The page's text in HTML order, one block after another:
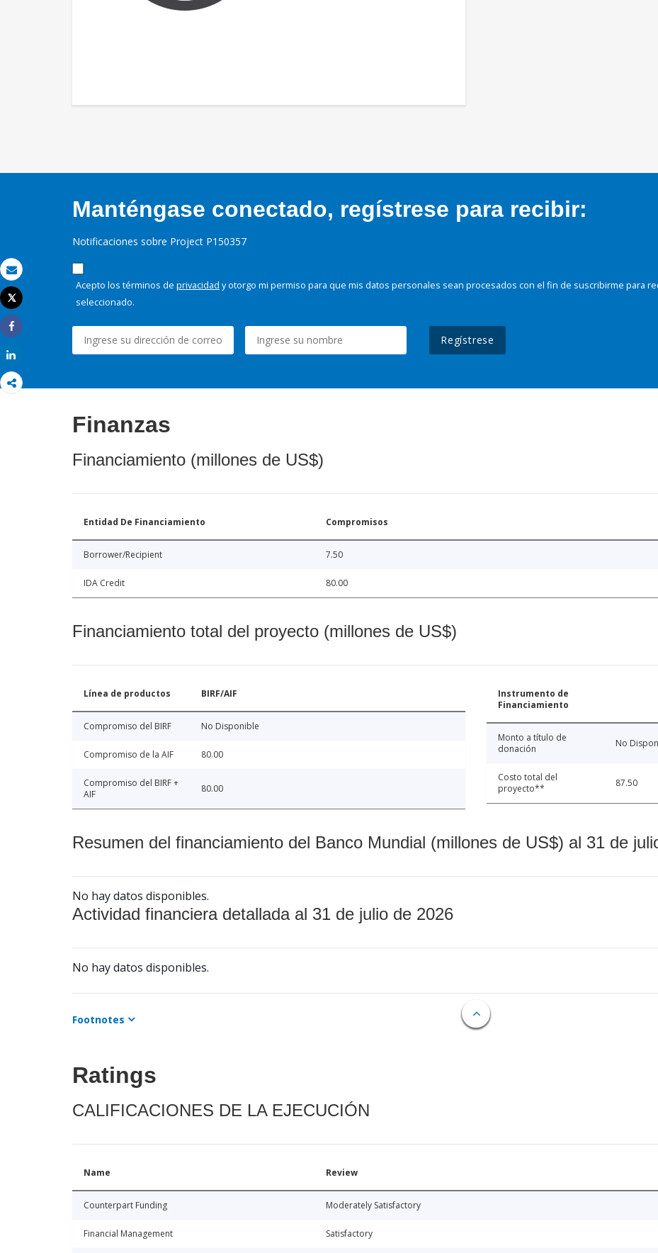
Correo electrónico
Imprimir
Tweet
Share
Manténgase conectado, regístrese para recibir:
Notificaciones sobre Project P150357
Acepto los términos de privacidad y otorgo mi permiso para que mis datos personales sean procesados con el fin de suscribirme para
seleccionado.
Regístrese
Finanzas
Financiamiento (millones de US$)
Entidad De Financiamiento Compromisos
Borrower/Recipient 7.50
IDA Credit 80.00
Financiamiento total del proyecto (millones de US$)
Línea de productos BIRF/AIF
Compromiso del BIRF No Disponible
Compromiso de la AIF 80.00
Compromiso del BIRF +
AIF
80.00
Instrumento de
Financiamiento
Monto a título de
donación
No
Costo total del
proyecto**
87.50
Resumen del financiamiento del Banco Mundial (millones de US$) al 31 de
No hay datos disponibles.
Actividad financiera detallada al 31 de julio de 2026
No hay datos disponibles.
Footnotes
Ratings
CALIFICACIONES DE LA EJECUCIÓN
Name Review
Counterpart Funding Moderately Satisfactory
Financial Management Satisfactory